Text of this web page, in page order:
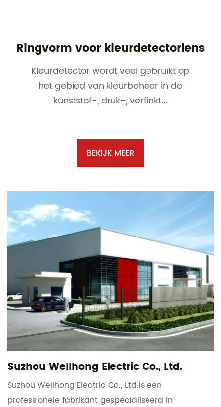
Ringvorm voor kleurdetectorlens
Kleurdetector wordt veel gebruikt op
het gebied van kleurbeheer in de
kunststof-, druk-, verfinkt...
BEKIJK MEER
Suzhou Wellhong Electric Co., Ltd.
Suzhou Wellhong Electric Co., Ltd.is een
professionele fabrikant gespecialiseerd in